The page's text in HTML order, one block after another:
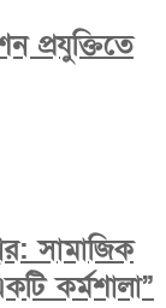
প্রযুক্তিতে
সামাজিক
কর্মশালা”